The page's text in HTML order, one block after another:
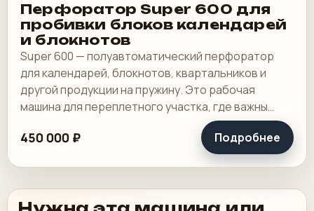
Перфоратор Super 600 для
пробивки блоков календарей
и блокнотов
Super 600 — полуавтоматический перфоратор
для календарей, блокнотов, квартальников и
другой продукции на пружину. Это рабочая
машина для переплетного участка, где важны
широкая зона пробивки, быстрая смена
инструмента и.
450 000 ₽ Подробнее